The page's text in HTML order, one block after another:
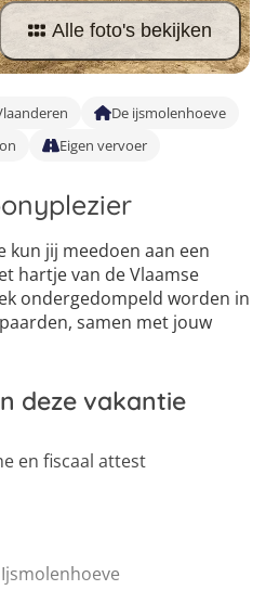
Alle foto's bekijken
De ijsmolenhoeve
Eigen vervoer
kun jij meedoen aan een
hartje van de Vlaamse
ondergedompeld worden in
samen met jouw
deze vakantie
en fiscaal attest